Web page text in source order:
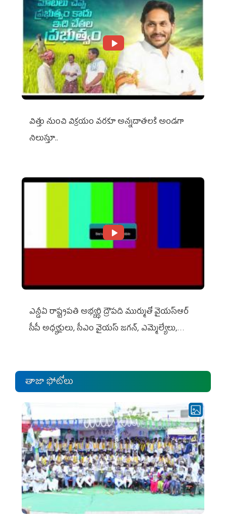
విత్తు నుంచి విక్రయం వరకూ అన్నదాతలకి అండగా
నిలుస్తూ..
ఎన్డీఏ రాష్ట్ర‌ప‌తి అభ్య‌ర్థి ద్రౌప‌ది ముర్ముతో వైయ‌స్ఆర్
సీపీ అధ్య‌క్షులు, సీఎం వైయ‌స్ జ‌గ‌న్, ఎమ్మెల్యేలు,
తాజా ఫోటోలు